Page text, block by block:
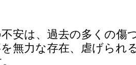
安は、過去の多くの傷
無力な存在、虐げられ